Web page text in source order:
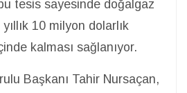
tesis sayesinde doğalgaz
10 milyon dolarlık
kalması sağlanıyor.
Başkanı Tahir Nursaçan,